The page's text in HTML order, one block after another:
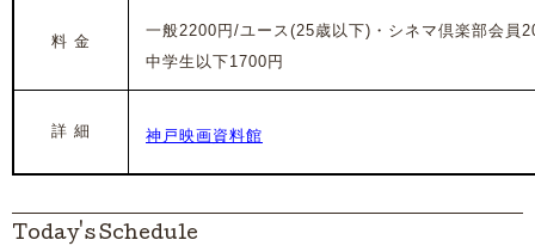
料 金
一般2200円/ユース(25歳以下)・シネマ倶楽部会員
中学生以下1700円
詳 細 神戸映画資料館
Today's Schedule